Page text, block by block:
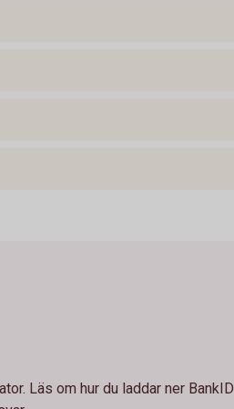
Läs om hur du laddar ner BankID